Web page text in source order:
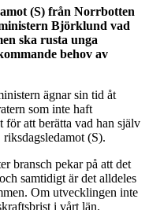
(S) från Norrbotten
Björklund vad
ska rusta unga
behov av
ägnar sin tid åt
som inte haft
för att berätta vad han själv
(S).
bransch pekar på att det
samtidigt är det alldeles
Om utvecklingen inte
i vårt län.